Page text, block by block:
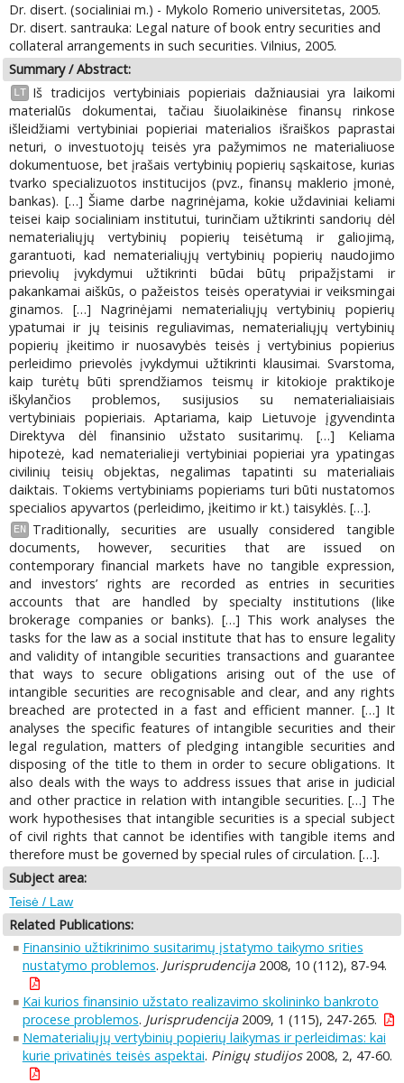
Dr. disert. (socialiniai m.) - Mykolo Romerio universitetas, 2005.
Dr. disert. santrauka: Legal nature of book entry securities and
collateral arrangements in such securities. Vilnius, 2005.
Summary / Abstract:
LT
Iš tradicijos vertybiniais popieriais dažniausiai yra laikomi
materialūs dokumentai, tačiau šiuolaikinėse finansų rinkose
išleidžiami vertybiniai popieriai materialios išraiškos paprastai
neturi, o investuotojų teisės yra pažymimos ne materialiuose
dokumentuose, bet įrašais vertybinių popierių sąskaitose, kurias
tvarko specializuotos institucijos (pvz., finansų maklerio įmonė,
bankas). […] Šiame darbe nagrinėjama, kokie uždaviniai keliami
teisei kaip socialiniam institutui, turinčiam užtikrinti sandorių dėl
nematerialiųjų vertybinių popierių teisėtumą ir galiojimą,
garantuoti, kad nematerialiųjų vertybinių popierių naudojimo
prievolių įvykdymui užtikrinti būdai būtų pripažįstami ir
pakankamai aiškūs, o pažeistos teisės operatyviai ir veiksmingai
ginamos. […] Nagrinėjami nematerialiųjų vertybinių popierių
ypatumai ir jų teisinis reguliavimas, nematerialiųjų vertybinių
popierių įkeitimo ir nuosavybės teisės į vertybinius popierius
perleidimo prievolės įvykdymui užtikrinti klausimai. Svarstoma,
kaip turėtų būti sprendžiamos teismų ir kitokioje praktikoje
iškylančios problemos, susijusios su nematerialiaisiais
vertybiniais popieriais. Aptariama, kaip Lietuvoje įgyvendinta
Direktyva dėl finansinio užstato susitarimų. […] Keliama
hipotezė, kad nematerialieji vertybiniai popieriai yra ypatingas
civilinių teisių objektas, negalimas tapatinti su materialiais
daiktais. Tokiems vertybiniams popieriams turi būti nustatomos
specialios apyvartos (perleidimo, įkeitimo ir kt.) taisyklės. […].
EN
Traditionally, securities are usually considered tangible
documents, however, securities that are issued on
contemporary financial markets have no tangible expression,
and investors’ rights are recorded as entries in securities
accounts that are handled by specialty institutions (like
brokerage companies or banks). […] This work analyses the
tasks for the law as a social institute that has to ensure legality
and validity of intangible securities transactions and guarantee
that ways to secure obligations arising out of the use of
intangible securities are recognisable and clear, and any rights
breached are protected in a fast and efficient manner. […] It
analyses the specific features of intangible securities and their
legal regulation, matters of pledging intangible securities and
disposing of the title to them in order to secure obligations. It
also deals with the ways to address issues that arise in judicial
and other practice in relation with intangible securities. […] The
work hypothesises that intangible securities is a special subject
of civil rights that cannot be identifies with tangible items and
therefore must be governed by special rules of circulation. […].
Subject area:
Teisė / Law
Related Publications:
Finansinio užtikrinimo susitarimų įstatymo taikymo srities
nustatymo problemos. Jurisprudencija2008, 10 (112), 87-94.
Kai kurios finansinio užstato realizavimo skolininko bankroto
procese problemos. Jurisprudencija2009, 1 (115), 247-265.
Nematerialiųjų vertybinių popierių laikymas ir perleidimas: kai
kurie privatinės teisės aspektai. Pinigų studijos2008, 2, 47-60.